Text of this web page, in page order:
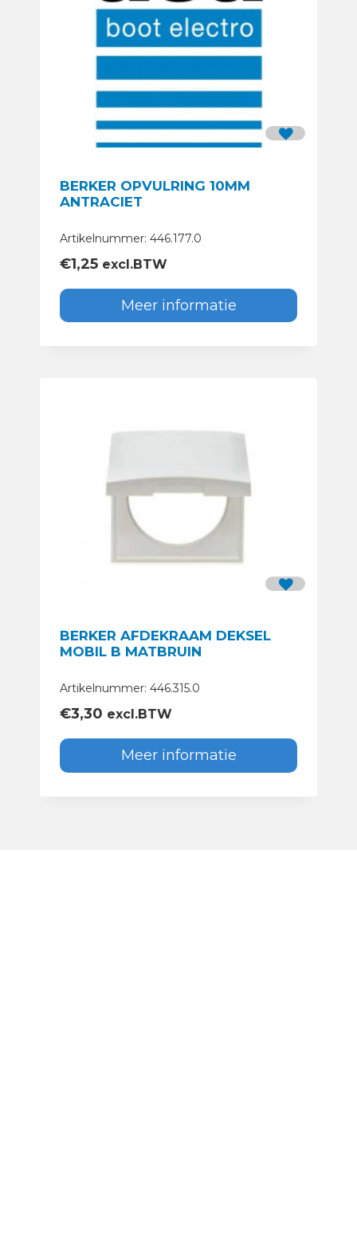
BERKER OPVULRING 10MM
ANTRACIET
Artikelnummer: 446.177.0
€1,25 excl.BTW
Meer informatie
BERKER AFDEKRAAM DEKSEL
MOBIL B MATBRUIN
Artikelnummer: 446.315.0
€3,30 excl.BTW
Meer informatie